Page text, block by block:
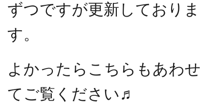
ずつですが更新しておりま
す。
よかったらこちらもあわせ
てご覧ください♬